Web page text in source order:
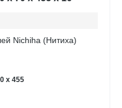
Nichiha (Нитиха)
х 455